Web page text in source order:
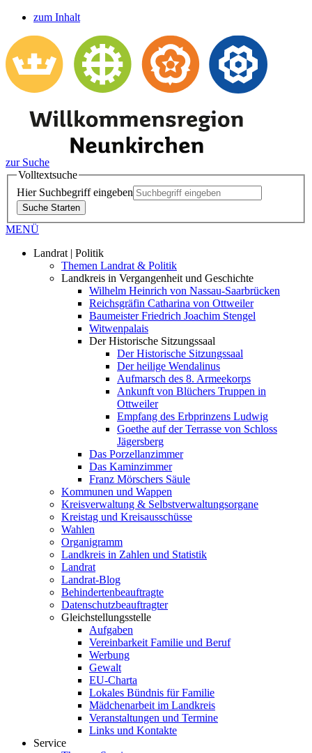
zum Inhalt
zur Suche
Volltextsuche
Hier Suchbegriff eingeben
Suche Starten
MENÜ
Landrat | Politik
Themen Landrat & Politik
Landkreis in Vergangenheit und Geschichte
Wilhelm Heinrich von Nassau-Saarbrücken
Reichsgräfin Catharina von Ottweiler
Baumeister Friedrich Joachim Stengel
Witwenpalais
Der Historische Sitzungssaal
Der Historische Sitzungssaal
Der heilige Wendalinus
Aufmarsch des 8. Armeekorps
Ankunft von Blüchers Truppen in
Ottweiler
Empfang des Erbprinzens Ludwig
Goethe auf der Terrasse von Schloss
Jägersberg
Das Porzellanzimmer
Das Kaminzimmer
Franz Mörschers Säule
Kommunen und Wappen
Kreisverwaltung & Selbstverwaltungsorgane
Kreistag und Kreisausschüsse
Wahlen
Organigramm
Landkreis in Zahlen und Statistik
Landrat
Landrat-Blog
Behindertenbeauftragte
Datenschutzbeauftragter
Gleichstellungsstelle
Aufgaben
Vereinbarkeit Familie und Beruf
Werbung
Gewalt
EU-Charta
Lokales Bündnis für Familie
Mädchenarbeit im Landkreis
Veranstaltungen und Termine
Links und Kontakte
Service